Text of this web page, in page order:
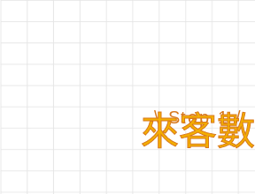
\ Step 1 /
來客數